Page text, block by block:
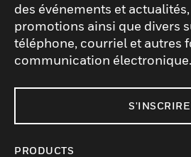
des événements et
promotions ainsi que divers
téléphone, courriel et autres
communication électronique.
S'INSCRIRE
PRODUCTS